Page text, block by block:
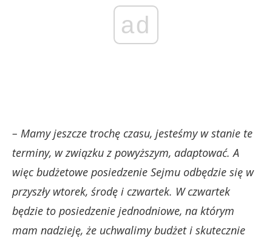
ad
– Mamy jeszcze trochę czasu, jesteśmy w stanie te
terminy, w związku z powyższym, adaptować. A
więc budżetowe posiedzenie Sejmu odbędzie się w
przyszły wtorek, środę i czwartek. W czwartek
będzie to posiedzenie jednodniowe, na którym
mam nadzieję, że uchwalimy budżet i skutecznie